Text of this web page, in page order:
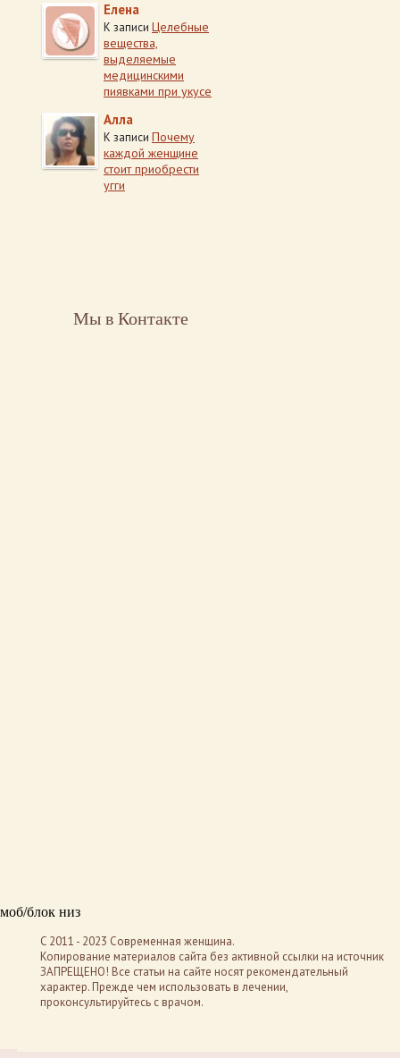
Елена
К записи Целебные
вещества,
выделяемые
медицинскими
пиявками при укусе
Алла
К записи Почему
каждой женщине
стоит приобрести
угги
Мы в Контакте
моб/блок низ
C 2011 - 2023 Современная женщина.
Копирование материалов сайта без активной ссылки на источник
ЗАПРЕЩЕНО! Все статьи на сайте носят рекомендательный
характер. Прежде чем использовать в лечении,
проконсультируйтесь с врачом.